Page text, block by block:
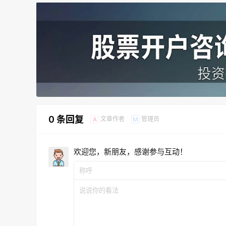
0 条回复 A 文章作者 M 管理员
欢迎您，新朋友，感谢参与互动！